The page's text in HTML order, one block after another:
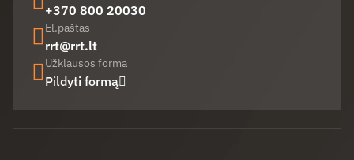
+370 800 20030
El.paštas
rrt@rrt.lt
Užklausos forma
Pildyti formą